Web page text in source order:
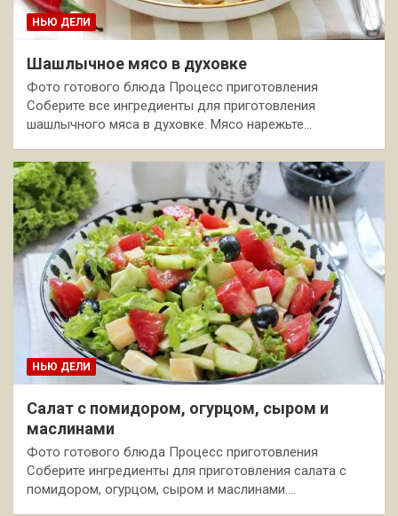
НЬЮ ДЕЛИ
Шашлычное мясо в духовке
Фото готового блюда Процесс приготовления
Соберите все ингредиенты для приготовления
шашлычного мяса в духовке. Мясо нарежьте…
НЬЮ ДЕЛИ
Салат с помидором, огурцом, сыром и
маслинами
Фото готового блюда Процесс приготовления
Соберите ингредиенты для приготовления салата с
помидором, огурцом, сыром и маслинами.…